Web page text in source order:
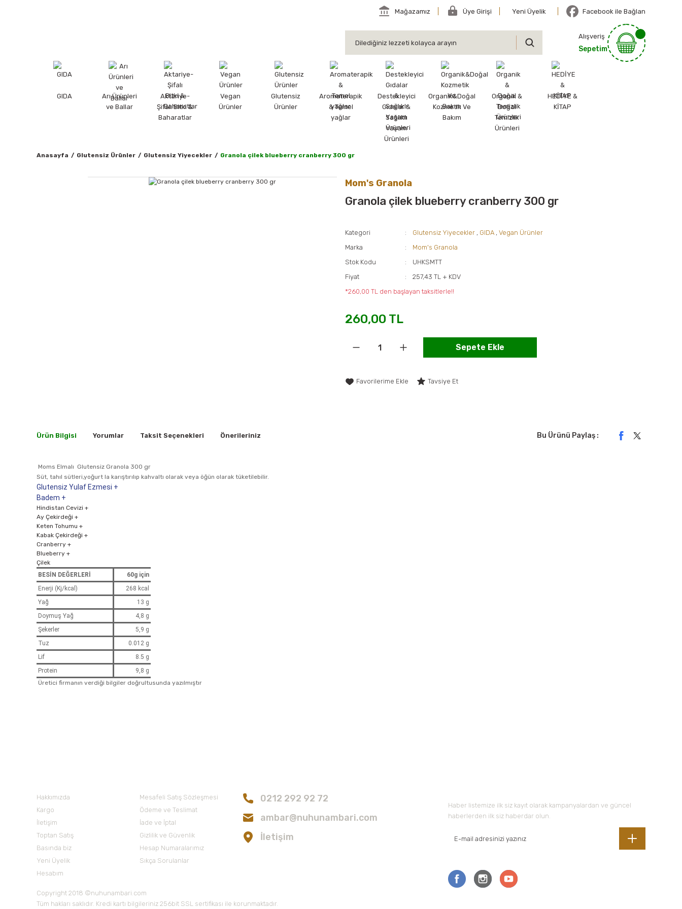
Mağazamız Üye Girişi Yeni Üyelik Facebook ile Bağlan
Alışveriş
Sepetim
GIDA
Arı Ürünleri
ve Ballar
Aktariye-
Şifalı Bitki &
Baharatlar
Vegan
Ürünler
Glutensiz
Ürünler
Aromaterapik
& Temel
yağlar
Destekleyici
Gıdalar &
Sağlıklı
Yaşam
Ürünleri
Organik&Doğal
Kozmetik Ve
Bakım
Organik &
Doğal
Temizlik
Ürünleri
HEDİYE &
KİTAP
Anasayfa Glutensiz Ürünler Glutensiz Yiyecekler Granola çilek blueberry cranberry 300 gr
Mom's Granola
Granola çilek blueberry cranberry 300 gr
Kategori Glutensiz Yiyecekler , GIDA ,Vegan Ürünler
Marka
Mom's Granola
Stok Kodu
UHKSMTT
Fiyat
257,43 TL + KDV
*260,00 TL den başlayan taksitlerle!!
260,00 TL
Sepete Ekle
Tavsiye Et
Ürün Bilgisi Yorumlar Taksit Seçenekleri Önerileriniz Bu Ürünü Paylaş :
Moms Elmalı Glutensiz Granola 300 gr
Süt, tahıl sütleri,yoğurt la karıştırılıp kahvaltı olarak veya öğün olarak tüketilebilir.
Glutensiz Yulaf Ezmesi +
Badem +
Hindistan Cevizi +
Ay Çekirdeği +
Keten Tohumu +
Kabak Çekirdeği +
Cranberry +
Blueberry +
Çilek
BESİN DEĞERLERİ
60g için
Enerji (Kj/kcal)
268 kcal
Yağ
13 g
Doymuş Yağ
4,8 g
Şekerler
5,9 g
Tuz
0.012 g
Lif
8.5 g
Protein
9,8 g
Üretici firmanın verdiği bilgiler doğrultusunda yazılmıştır
Hakkımızda
Kargo
İletişim
Toptan Satış
Basında biz
Yeni Üyelik
Hesabım
Mesafeli Satış Sözleşmesi
Ödeme ve Teslimat
İade ve İptal
Gizlilik ve Güvenlik
Hesap Numaralarımız
Sıkça Sorulanlar
0212 292 92 72
ambar@nuhunambari.com
İletişim
Haber listemize ilk siz kayıt olarak kampanyalardan ve güncel
haberlerden ilk siz haberdar olun.
Copyright 2018 ©nuhunambari.com
Tüm hakları saklıdır. Kredi kartı bilgileriniz 256bit SSL sertifikası ile korunmaktadır.